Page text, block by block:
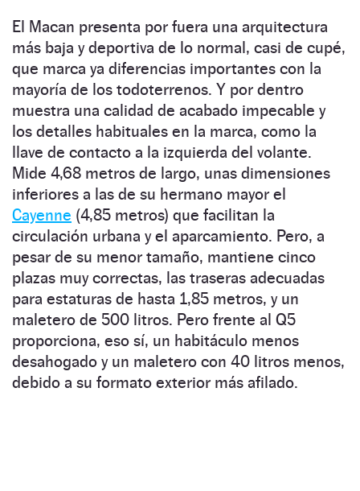
El Macan presenta por fuera una arquitectura
más baja y deportiva de lo normal, casi de cupé,
que marca ya diferencias importantes con la
mayoría de los todoterrenos. Y por dentro
muestra una calidad de acabado impecable y
los detalles habituales en la marca, como la
llave de contacto a la izquierda del volante.
Mide 4,68 metros de largo, unas dimensiones
inferiores a las de su hermano mayor el
Cayenne (4,85 metros) que facilitan la
circulación urbana y el aparcamiento. Pero, a
pesar de su menor tamaño, mantiene cinco
plazas muy correctas, las traseras adecuadas
para estaturas de hasta 1,85 metros, y un
maletero de 500 litros. Pero frente al Q5
proporciona, eso sí, un habitáculo menos
desahogado y un maletero con 40 litros menos,
debido a su formato exterior más afilado.